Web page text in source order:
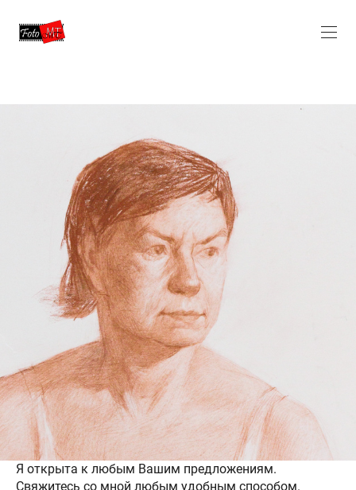
Я открыта к любым Вашим предложениям.
Свяжитесь со мной любым удобным способом.